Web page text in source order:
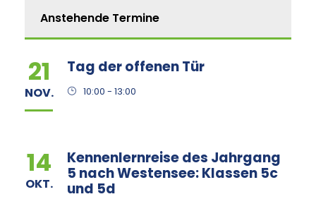
Anstehende Termine
21
NOV.
Tag der offenen Tür
10:00 - 13:00
14
OKT.
Kennenlernreise des Jahrgang
5 nach Westensee: Klassen 5c
und 5d